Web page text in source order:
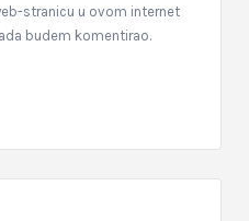
stranicu u ovom internet
budem komentirao.